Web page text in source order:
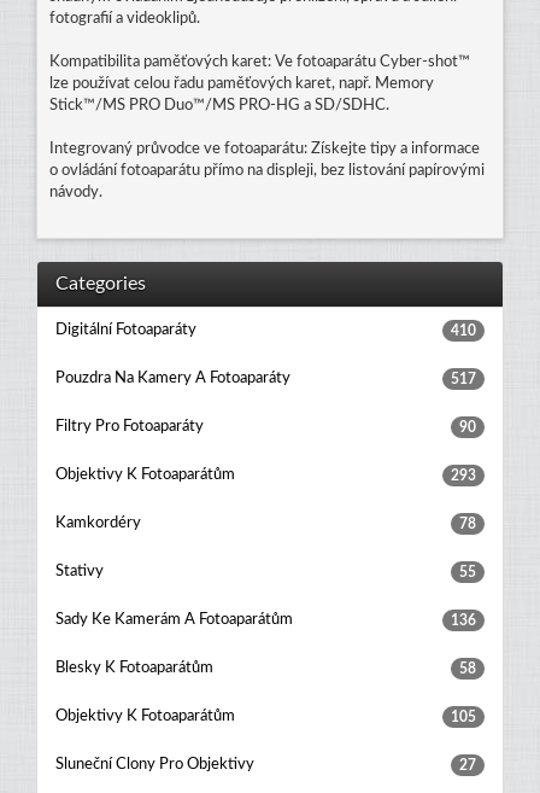
fotografií a videoklipů.
Kompatibilita paměťových karet: Ve fotoaparátu Cyber-shot™
lze používat celou řadu paměťových karet, např. Memory
Stick™/MS PRO Duo™/MS PRO-HG a SD/SDHC.
Integrovaný průvodce ve fotoaparátu: Získejte tipy a informace
o ovládání fotoaparátu přímo na displeji, bez listování papírovými
návody.
Categories
Digitální Fotoaparáty 410
Pouzdra Na Kamery A Fotoaparáty 517
Filtry Pro Fotoaparáty 90
Objektivy K Fotoaparátům 293
Kamkordéry 78
Stativy 55
Sady Ke Kamerám A Fotoaparátům 136
Blesky K Fotoaparátům 58
Objektivy K Fotoaparátům 105
Sluneční Clony Pro Objektivy 27